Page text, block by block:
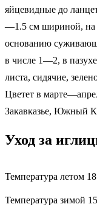
яйцевидные до
—1.5 см шириной, на
основанию
в числе 1—2, в
листа, сидячие,
Цветет в
Закавказье, Южный
Уход за
Температура летом
Температура зимой